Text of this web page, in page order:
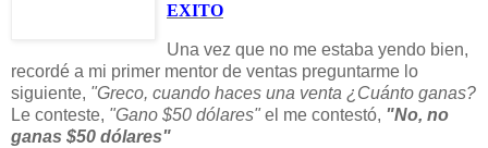
EXITO
Una vez que no me estaba yendo bien,
recordé a mi primer mentor de ventas preguntarme lo
siguiente, "Greco, cuando haces una venta ¿Cuánto ganas?
Le conteste, "Gano $50 dólares" el me contestó, "No, no
ganas $50 dólares"